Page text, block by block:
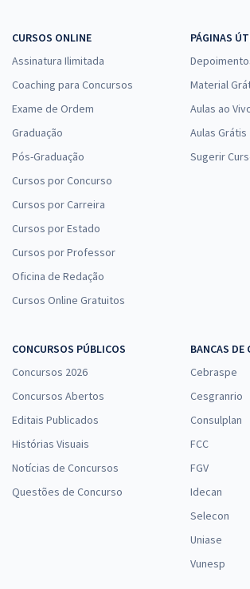
CURSOS ONLINE
Assinatura Ilimitada
Coaching para Concursos
Exame de Ordem
Graduação
Pós-Graduação
Cursos por Concurso
Cursos por Carreira
Cursos por Estado
Cursos por Professor
Oficina de Redação
Cursos Online Gratuitos
PÁGINAS
Material
Aulas ao
Aulas Grátis
Sugerir
CONCURSOS PÚBLICOS
Concursos 2026
Concursos Abertos
Editais Publicados
Histórias Visuais
Notícias de Concursos
Questões de Concurso
BANCAS DE
Cebraspe
Cesgranrio
Consulplan
FCC
FGV
Idecan
Selecon
Uniase
Vunesp